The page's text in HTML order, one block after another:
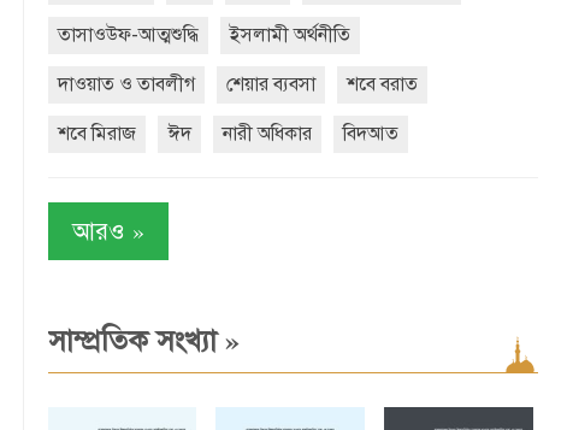
তাসাওউফ-আত্মশুদ্ধি ইসলামী অর্থনীতি
দাওয়াত ও তাবলীগ শেয়ার ব্যবসা শবে বরাত
শবে মিরাজ ঈদ নারী অধিকার বিদআত
আরও »
সাম্প্রতিক সংখ্যা»